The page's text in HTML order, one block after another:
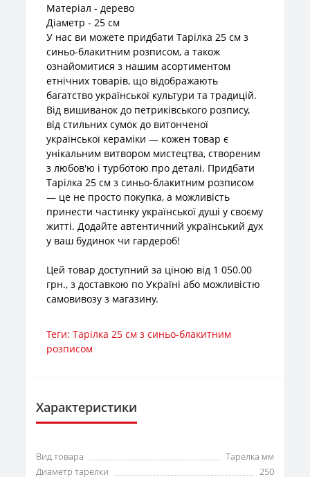
Матеріал - дерево
Діаметр - 25 см
У нас ви можете придбати Тарілка 25 см з
синьо-блакитним розписом, а також
ознайомитися з нашим асортиментом
етнічних товарів, що відображають
багатство української культури та традицій.
Від вишиванок до петриківського розпису,
від стильних сумок до витонченої
української кераміки — кожен товар є
унікальним витвором мистецтва, створеним
з любов'ю і турботою про деталі. Придбати
Тарілка 25 см з синьо-блакитним розписом
— це не просто покупка, а можливість
принести частинку української душі у своєму
житті. Додайте автентичний український дух
у ваш будинок чи гардероб!
Цей товар доступний за ціною від 1 050.00
грн., з доставкою по Україні або можливістю
самовивозу з магазину.
Теги:Тарілка 25 см з синьо-блакитним
розписом
Характеристики
Вид товара
Тарелка мм
Диаметр тарелки
250